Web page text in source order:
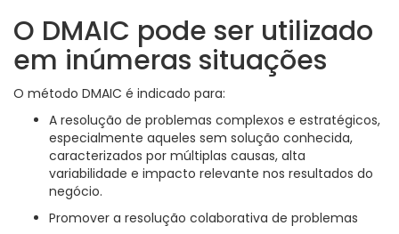
O DMAIC pode ser utilizado
em inúmeras situações
O método DMAIC é indicado para:
A resolução de problemas complexos e estratégicos,
especialmente aqueles sem solução conhecida,
caracterizados por múltiplas causas, alta
variabilidade e impacto relevante nos resultados do
negócio.
Promover a resolução colaborativa de problemas